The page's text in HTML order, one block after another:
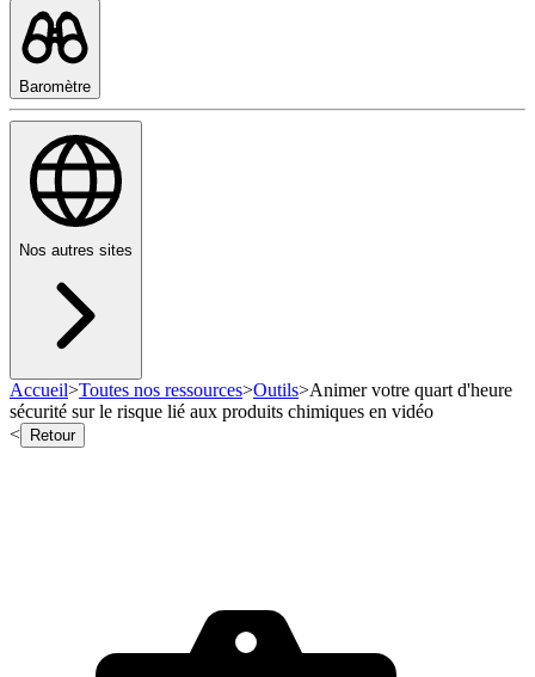
Baromètre
Nos autres sites
Accueil>Toutes nos ressources>Outils>Animer votre quart d'heure
sécurité sur le risque lié aux produits chimiques en vidéo
<
Retour